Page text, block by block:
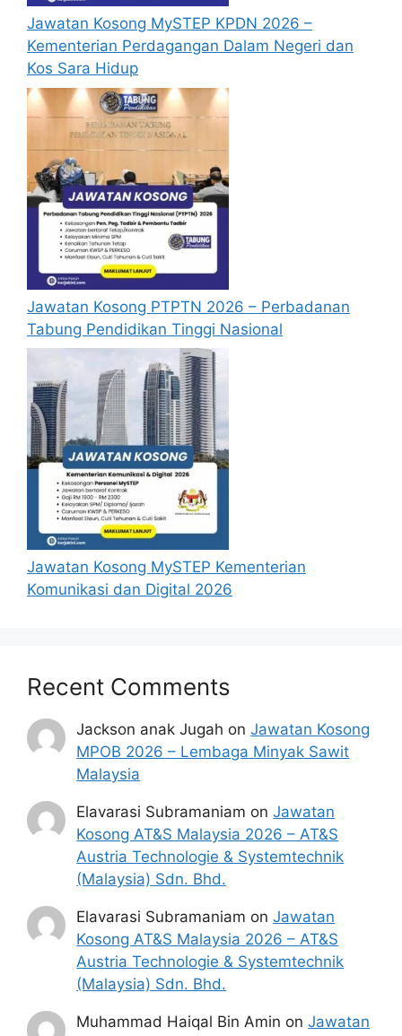
Jawatan Kosong MySTEP KPDN 2026 –
Kementerian Perdagangan Dalam Negeri dan
Kos Sara Hidup
Jawatan Kosong PTPTN 2026 – Perbadanan
Tabung Pendidikan Tinggi Nasional
Jawatan Kosong MySTEP Kementerian
Komunikasi dan Digital 2026
Recent Comments
Jackson anak Jugah onJawatan Kosong
MPOB 2026 – Lembaga Minyak Sawit
Malaysia
Elavarasi Subramaniam onJawatan
Kosong AT&S Malaysia 2026 – AT&S
Austria Technologie & Systemtechnik
(Malaysia) Sdn. Bhd.
Elavarasi Subramaniam onJawatan
Kosong AT&S Malaysia 2026 – AT&S
Austria Technologie & Systemtechnik
(Malaysia) Sdn. Bhd.
Muhammad Haiqal Bin Amin onJawatan